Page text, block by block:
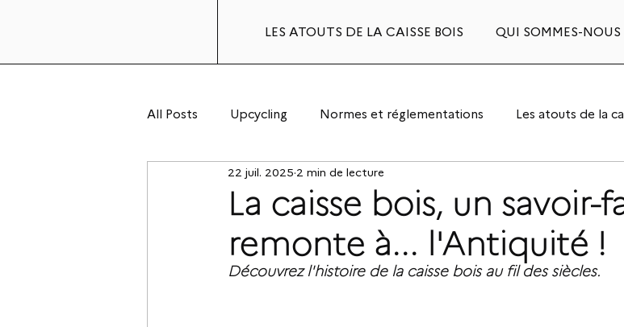
LES ATOUTS DE LA CAISSE BOIS QUI SOMMES-NOUS
All Posts Upcycling Normes et réglementations Les atouts de la
La caisse bois, un savoir-
remonte à... l'Antiquité !
22 juil. 2025 2 min de lecture
Découvrez l'histoire de la caisse bois au fil des siècles.